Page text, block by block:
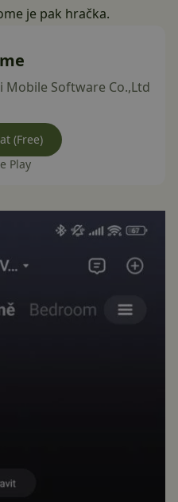
je pak hračka.
Mobile Software Co.,Ltd
(Free)
Play